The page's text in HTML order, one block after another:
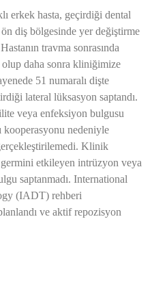
erkek hasta, geçirdiği dental
diş bölgesinde yer değiştirme
travma sonrasında
daha sonra kliniğimize
51 numaralı dişte
lateral lüksasyon saptandı.
veya enfeksiyon bulgusu
kooperasyonu nedeniyle
Klinik
etkileyen intrüzyon veya
saptanmadı. International
(IADT) rehberi
ve aktif repozisyon